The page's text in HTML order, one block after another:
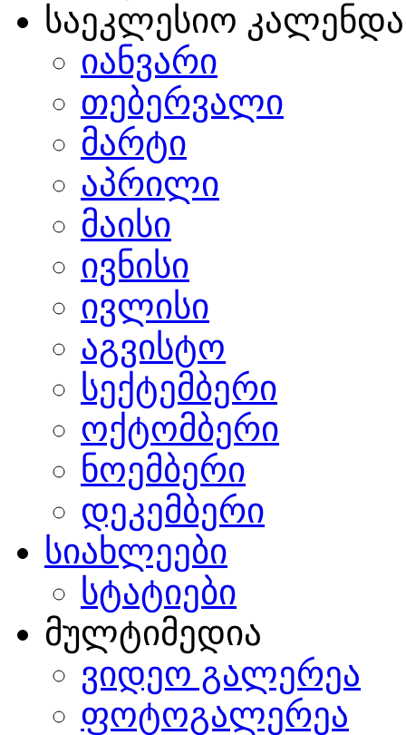
საეკლესიო
იანვარი
თებერვალი
მარტი
აპრილი
მაისი
ივნისი
ივლისი
აგვისტო
სექტემბერი
ოქტომბერი
ნოემბერი
დეკემბერი
სიახლეები
სტატიები
მულტიმედია
ვიდეო გალერეა
ფოტოგალერეა